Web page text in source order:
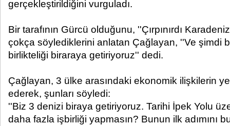
gerçekleştirildiğini vurguladı.
Bir tarafının Gürcü olduğunu, ''Çırpınırdı
çokça söylediklerini anlatan Çağlayan, ''Ve şimdi
birlikteliği biraraya getiriyoruz'' dedi.
Çağlayan, 3 ülke arasındaki ekonomik ilişkilerin
ederek, şunları söyledi:
''Biz 3 denizi biraya getiriyoruz. Tarihi İpek Yolu
daha fazla işbirliği yapmasın? Bunun ilk adımını